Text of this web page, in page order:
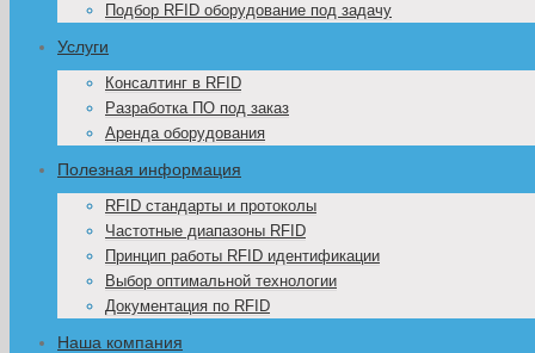
Подбор RFID оборудование под задачу
Услуги
Консалтинг в RFID
Разработка ПО под заказ
Аренда оборудования
Полезная информация
RFID стандарты и протоколы
Частотные диапазоны RFID
Принцип работы RFID идентификации
Выбор оптимальной технологии
Документация по RFID
Наша компания